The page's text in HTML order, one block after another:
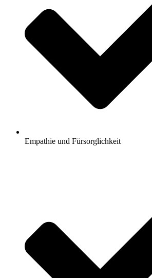
Empathie und Fürsorglichkeit